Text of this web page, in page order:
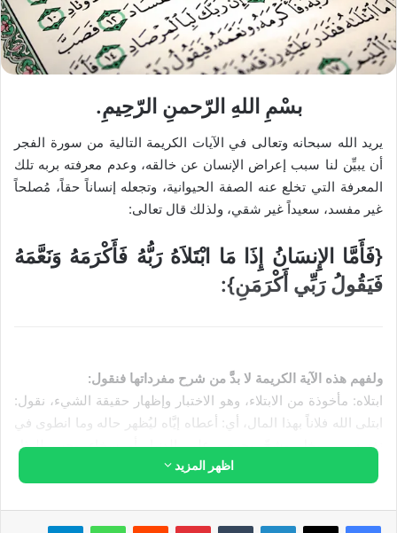
وأشعر بآلام شديدة!
لدي ضغط الدم HTA، فكم مرة أقوم بالحجامة؟
1
المجموع 4 الصفحات
اطلع على المزيد من الأسئلة